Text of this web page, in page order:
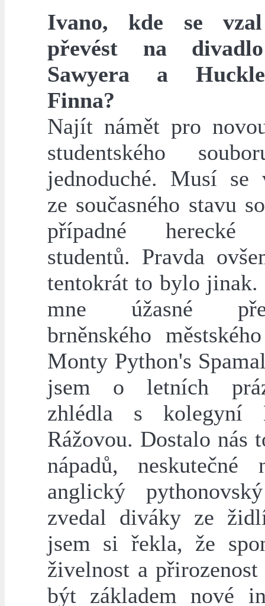
Ivano, kde se
převést na
Sawyera a
Finna?
Najít námět pro
studentského
jednoduché. Musí se
ze současného stavu
případné herecké
studentů. Pravda
tentokrát to bylo jinak.
mne úžasné
brněnského
Monty Python's
jsem o letních
zhlédla s kolegyní
Rážovou. Dostalo nás
nápadů, neskutečné
anglický
zvedal diváky ze
jsem si řekla, že
živelnost a
být základem nové